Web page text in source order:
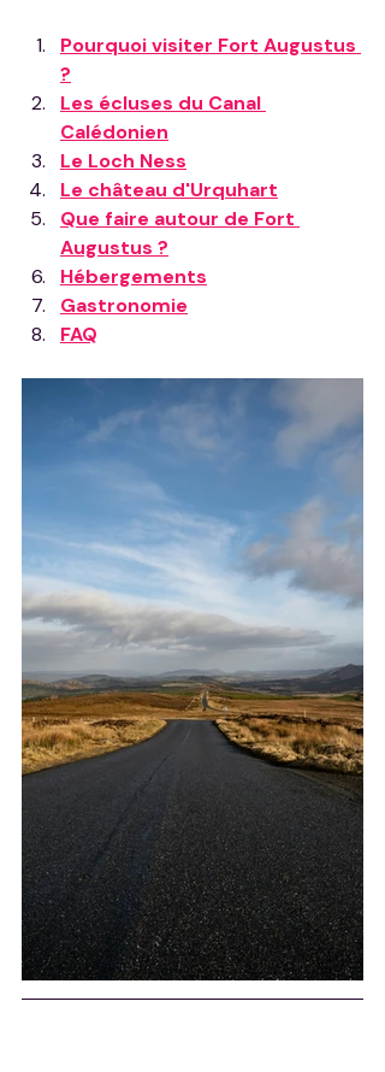
Pourquoi visiter Fort Augustus
?
Les écluses du Canal
Calédonien
Le Loch Ness
Le château d'Urquhart
Que faire autour de Fort
Augustus ?
Hébergements
Gastronomie
FAQ